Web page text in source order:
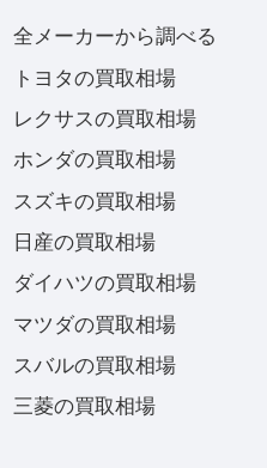
全メーカーから調べる
トヨタの買取相場
レクサスの買取相場
ホンダの買取相場
スズキの買取相場
日産の買取相場
ダイハツの買取相場
マツダの買取相場
スバルの買取相場
三菱の買取相場